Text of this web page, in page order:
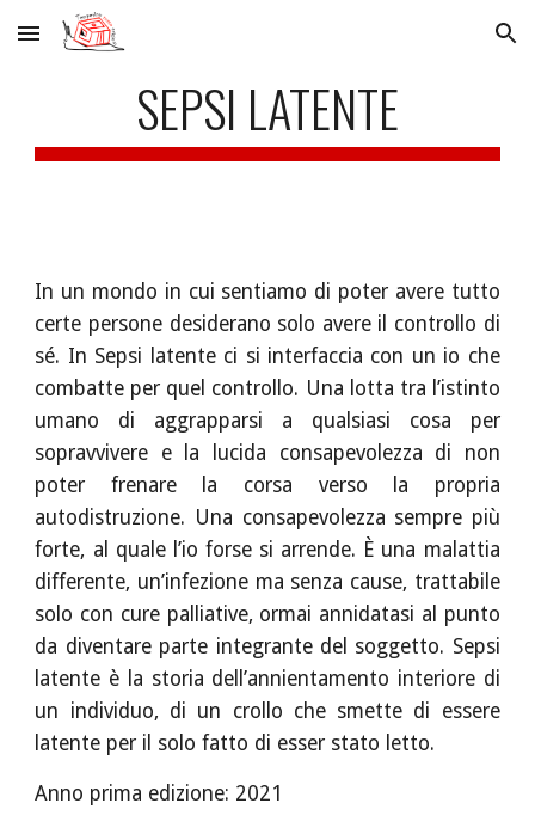
Skip to main content Skip to navigation
SEPSI LATENTE
In un mondo in cui sentiamo di poter avere tutto
certe persone desiderano solo avere il controllo di
sé. In Sepsi latente ci si interfaccia con un io che
combatte per quel controllo. Una lotta tra l’istinto
umano di aggrapparsi a qualsiasi cosa per
sopravvivere e la lucida consapevolezza di non
poter frenare la corsa verso la propria
autodistruzione. Una consapevolezza sempre più
forte, al quale l’io forse si arrende. È una malattia
differente, un’infezione ma senza cause, trattabile
solo con cure palliative, ormai annidatasi al punto
da diventare parte integrante del soggetto. Sepsi
latente è la storia dell’annientamento interiore di
un individuo, di un crollo che smette di essere
latente per il solo fatto di esser stato letto.
Anno prima edizione: 2021